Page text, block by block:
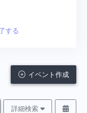
する
イベント作成
詳細検索